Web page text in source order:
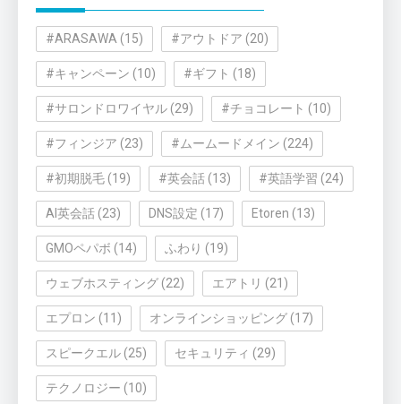
#ARASAWA (15) #アウトドア (20)
#キャンペーン (10) #ギフト (18)
#サロンドロワイヤル (29) #チョコレート (10)
#フィンジア (23) #ムームードメイン (224)
#初期脱毛 (19) #英会話 (13) #英語学習 (24)
AI英会話 (23) DNS設定 (17) Etoren (13)
GMOペパボ (14) ふわり (19)
ウェブホスティング (22) エアトリ (21)
エプロン (11) オンラインショッピング (17)
スピークエル (25) セキュリティ (29)
テクノロジー (10)